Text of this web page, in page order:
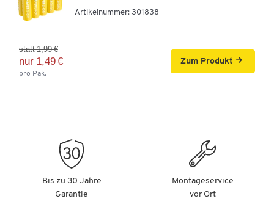
Artikelnummer: 301838
statt 1,99 €
nur 1,49 €
pro Pak.
Zum Produkt
Bis zu 30 Jahre
Garantie
Montageservice
vor Ort